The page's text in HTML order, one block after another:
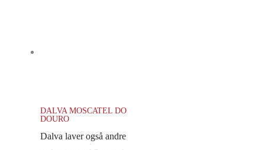
DALVA MOSCATEL DO
DOURO
Dalva laver også andre